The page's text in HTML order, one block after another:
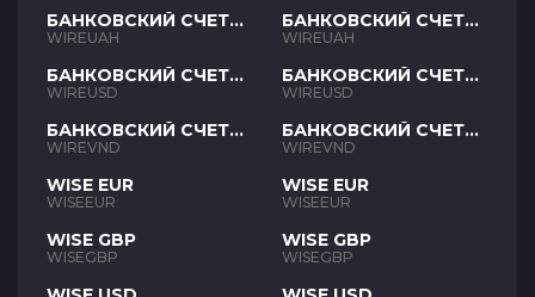
БАНКОВСКИЙ СЧЕТ
UAH
WIREUAH
БАНКОВСКИЙ СЧЕТ
USD
WIREUSD
БАНКОВСКИЙ СЧЕТ
VND
WIREVND
WISE EUR
WISEEUR
WISE GBP
WISEGBP
БАНКОВСКИЙ СЧЕТ
UAH
WIREUAH
БАНКОВСКИЙ СЧЕТ
USD
WIREUSD
БАНКОВСКИЙ СЧЕТ
VND
WIREVND
WISE EUR
WISEEUR
WISE GBP
WISEGBP